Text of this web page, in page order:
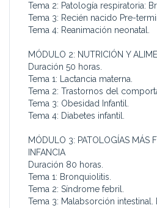
Tema 2: Patología respiratoria:
Tema 3: Recién nacido Pre-
Tema 4: Reanimación neonatal.
MÓDULO 2: NUTRICIÓN Y
Duración 50 horas.
Tema 1: Lactancia materna.
Tema 2: Trastornos del
Tema 3: Obesidad Infantil.
Tema 4: Diabetes infantil.
MÓDULO 3: PATOLOGÍAS MÁS
INFANCIA
Duración 80 horas.
Tema 1: Bronquiolitis.
Tema 2: Síndrome febril.
Tema 3: Malabsorción intestinal.